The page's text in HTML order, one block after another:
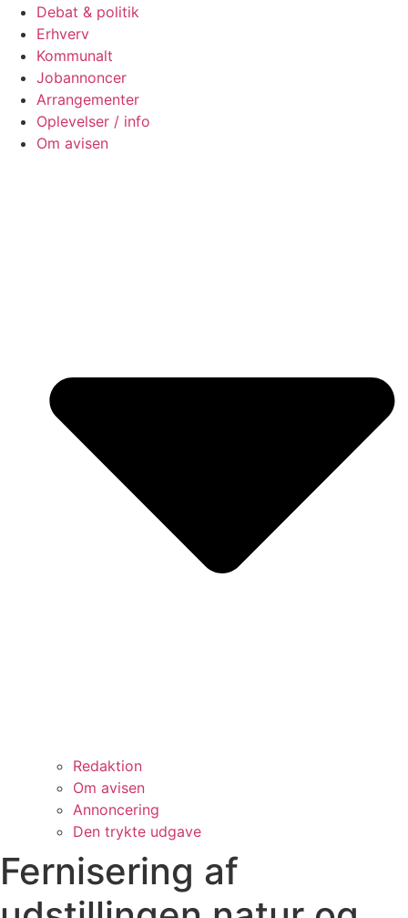
Debat & politik
Erhverv
Kommunalt
Jobannoncer
Arrangementer
Oplevelser / info
Om avisen
Redaktion
Om avisen
Annoncering
Den trykte udgave
Fernisering af